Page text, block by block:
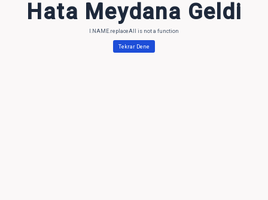
Hata Meydana Geldi
l.NAME.replaceAll is not a function
Tekrar Dene